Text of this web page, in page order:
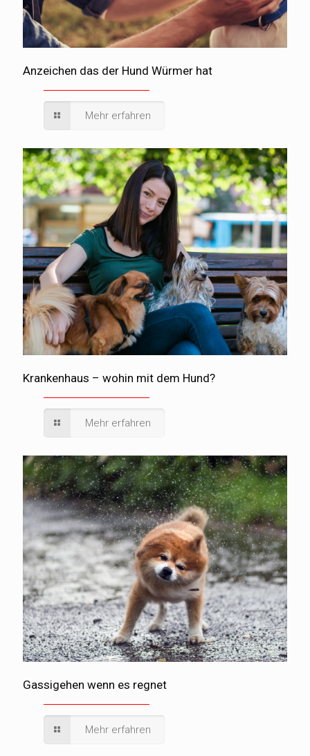
Anzeichen das der Hund Würmer hat
Mehr erfahren
Krankenhaus – wohin mit dem Hund?
Mehr erfahren
Gassigehen wenn es regnet
Mehr erfahren